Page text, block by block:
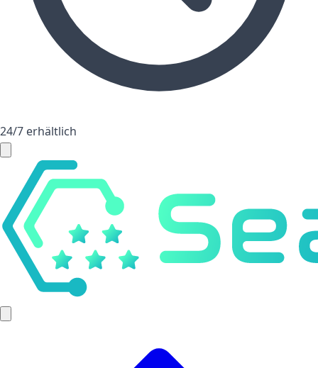
24/7 erhältlich